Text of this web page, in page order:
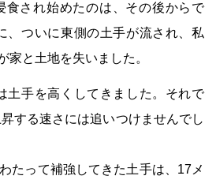
食され始めたのは、その後からで
、ついに東側の土手が流され、私
家と土地を失いました。
土手を高くしてきました。それで
する速さには追いつけませんでし
たって補強してきた土手は、17メ